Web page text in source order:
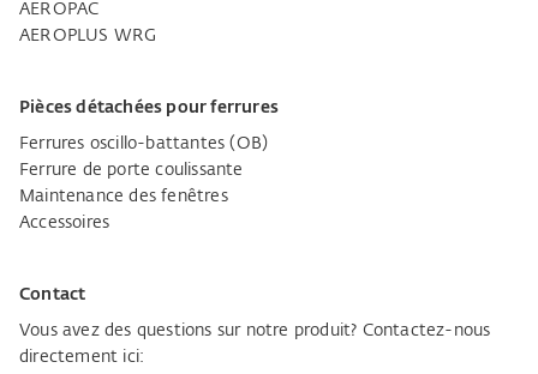
AEROPAC
AEROPLUS WRG
Pièces détachées pour ferrures
Ferrures oscillo-battantes (OB)
Ferrure de porte coulissante
Maintenance des fenêtres
Accessoires
Contact
Vous avez des questions sur notre produit? Contactez-nous
directement ici: